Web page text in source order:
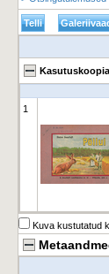
1
Kuva kustutatud